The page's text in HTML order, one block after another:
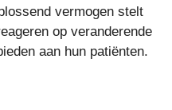
vermogen stelt
op veranderende
aan hun patiënten.